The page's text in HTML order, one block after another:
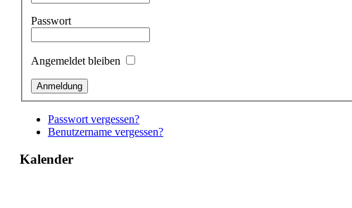
Passwort
Angemeldet bleiben
Passwort vergessen?
Benutzername vergessen?
Kalender